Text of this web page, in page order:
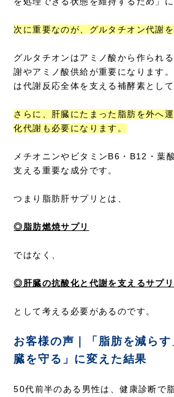
次に重要なのが、グルタチオン代謝
グルタチオンはアミノ酸から作られ
謝やアミノ酸供給が重要になります
は代謝反応全体を支える補酵素として
さらに、肝臓にたまった脂肪を外へ
化代謝も必要になります。
メチオニンやビタミンB6・B12・葉
支える重要な成分です。
つまり脂肪肝サプリとは、
◎脂肪燃焼サプリ
ではなく、
◎肝臓の抗酸化と代謝を支えるサプリ
として考える必要があるのです。
お客様の声｜「脂肪を減ら
臓を守る」に変えた結果
50代前半のある男性は、健康診断で